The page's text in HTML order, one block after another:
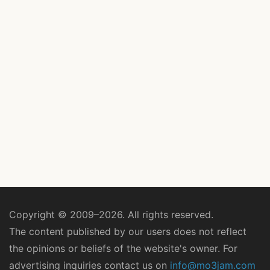
Copyright © 2009–2026. All rights reserved.
The content published by our users does not reflect
the opinions or beliefs of the website's owner. For
advertising inquiries contact us on info@mo3jam.com